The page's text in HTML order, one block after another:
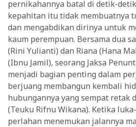
pernikahannya batal di detik-
kepahitan itu tidak membuatnya
dan mengabdikan dirinya untuk
kaum perempuan. Bersama dua
(Rini Yulianti) dan Riana (Hana
(Ibnu Jamil), seorang Jaksa
menjadi bagian penting dalam
berjuang membangun kembali
hubungannya yang sempat retak
(Teuku Rifnu Wikana). Ketika
perlahan menemukan jalannya